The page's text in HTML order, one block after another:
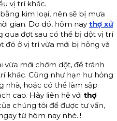
vị trí khác.
kim loại, nên sẽ bị mưa
gian. Do đó, hôm nay thợ xử
qua đợt sau có thể bị dột vị trí
đó ở vị trí vừa mới bị hỏng và
vừa mới chớm dột, để tránh
khác. Cũng như hạn hư hỏng
nhà, hoặc có thể làm sập
cao. Hãy liên hệ với thợ
chúng tôi để được tư vấn,
từ hôm nay nhé..!